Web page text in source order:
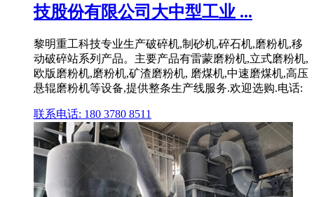
技股份有限公司大中型工业 ...
黎明重工科技专业生产破碎机,制砂机,碎石机,磨粉机,移
动破碎站系列产品。主要产品有雷蒙磨粉机,立式磨粉机,
欧版磨粉机,磨粉机,矿渣磨粉机, 磨煤机,中速磨煤机,高压
悬辊磨粉机等设备,提供整条生产线服务.欢迎选购.电话:
联系电话: 180 3780 8511